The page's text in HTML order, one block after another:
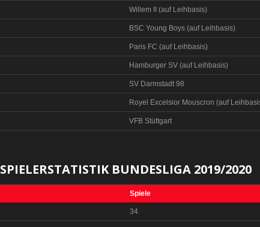
Willem II (auf Leihbasis)
BSC Young Boys (auf Leihbasis)
Paris FC (auf Leihbasis)
Hamburger SV (auf Leihbasis)
SV Darmstadt 98
Royel Excelsior Mouscron (auf
VFB Stüttgart
SPIELERSTATISTIK BUNDESLIGA 2019/2020
Spiele
34